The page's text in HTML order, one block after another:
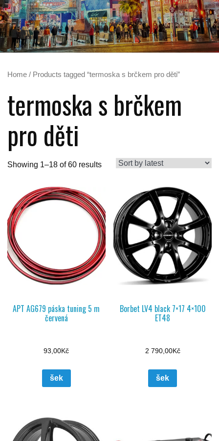
Home / Products tagged “termoska s brčkem pro děti”
termoska s brčkem
pro děti
Showing 1–18 of 60 results
APT AG679 páska tuning 5 m
červená
93,00Kč
šek
Borbet LV4 black 7×17 4×100
ET48
2 790,00Kč
šek